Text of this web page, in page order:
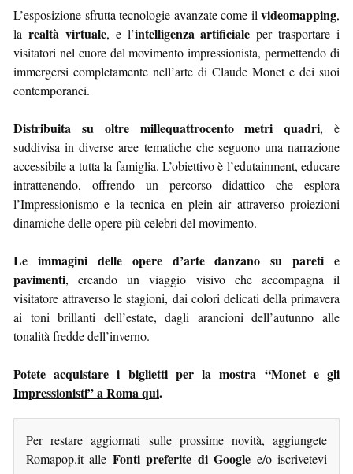
L’esposizione sfrutta tecnologie avanzate come il videomapping,
la realtà virtuale, e l’intelligenza artificiale per trasportare i
visitatori nel cuore del movimento impressionista, permettendo di
immergersi completamente nell’arte di Claude Monet e dei suoi
contemporanei.
Distribuita su oltre millequattrocento metri quadri, è
suddivisa in diverse aree tematiche che seguono una narrazione
accessibile a tutta la famiglia. L’obiettivo è l’edutainment, educare
intrattenendo, offrendo un percorso didattico che esplora
l’Impressionismo e la tecnica en plein air attraverso proiezioni
dinamiche delle opere più celebri del movimento.
Le immagini delle opere d’arte danzano su pareti e
pavimenti, creando un viaggio visivo che accompagna il
visitatore attraverso le stagioni, dai colori delicati della primavera
ai toni brillanti dell’estate, dagli arancioni dell’autunno alle
tonalità fredde dell’inverno.
Potete acquistare i biglietti per la mostra “Monet e gli
Impressionisti” a Roma qui.
Per restare aggiornati sulle prossime novità, aggiungete
Romapop.it alle Fonti preferite di Google e/o iscrivetevi